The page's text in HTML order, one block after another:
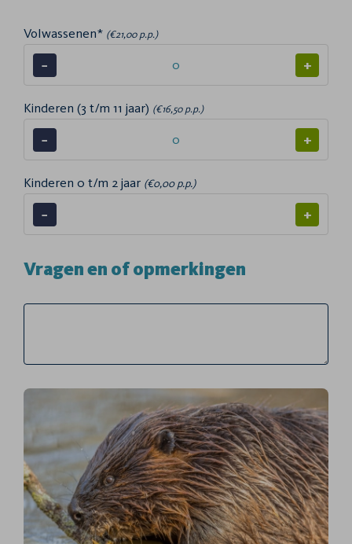
Volwassenen* (€21,00 p.p.)
− +
Kinderen (3 t/m 11 jaar) (€16,50 p.p.)
− +
Kinderen 0 t/m 2 jaar (€0,00 p.p.)
− +
Vragen en of opmerkingen